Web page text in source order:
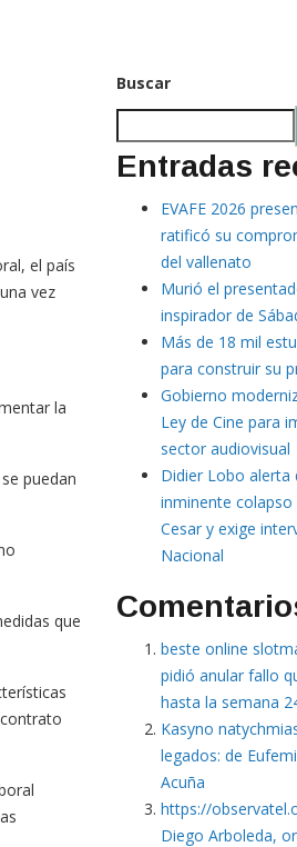
el país
vez
la
puedan
que
Buscar
Entradas
EVAFE 2026
ratificó su
del vallenato
Murió el
inspirador de
Más de 18 mil
para construir su
Gobierno
Ley de Cine para
sector audiovisual
Didier Lobo alerta
inminente
Cesar y exige
Nacional
beste online
pidió anular fallo
hasta la semana
Kasyno
legados: de
Acuña
https://
Diego Arboleda,